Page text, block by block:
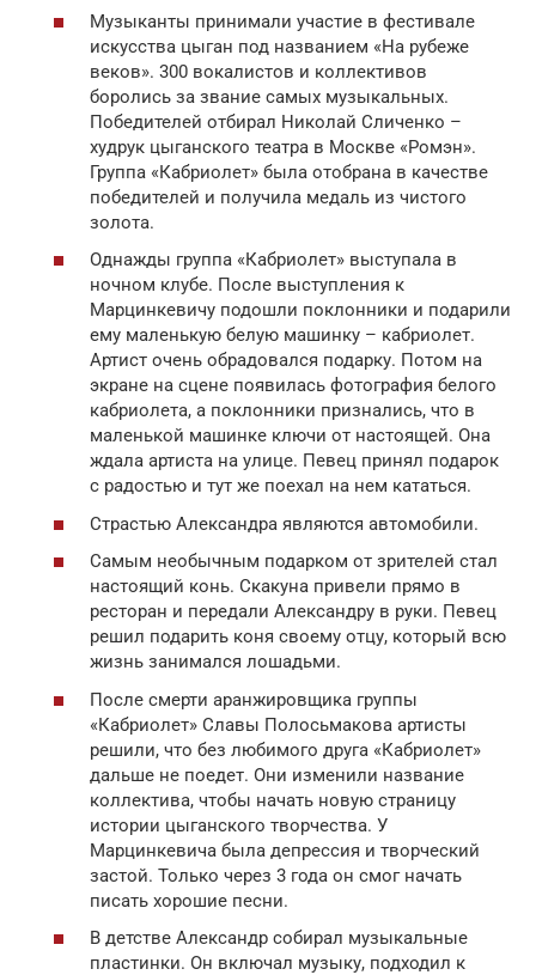
Музыканты принимали участие в фестивале
искусства цыган под названием «На рубеже
веков». 300 вокалистов и коллективов
боролись за звание самых музыкальных.
Победителей отбирал Николай Сличенко –
худрук цыганского театра в Москве «Ромэн».
Группа «Кабриолет» была отобрана в качестве
победителей и получила медаль из чистого
золота.
Однажды группа «Кабриолет» выступала в
ночном клубе. После выступления к
Марцинкевичу подошли поклонники и подарили
ему маленькую белую машинку – кабриолет.
Артист очень обрадовался подарку. Потом на
экране на сцене появилась фотография белого
кабриолета, а поклонники признались, что в
маленькой машинке ключи от настоящей. Она
ждала артиста на улице. Певец принял подарок
с радостью и тут же поехал на нем кататься.
Страстью Александра являются автомобили.
Самым необычным подарком от зрителей стал
настоящий конь. Скакуна привели прямо в
ресторан и передали Александру в руки. Певец
решил подарить коня своему отцу, который всю
жизнь занимался лошадьми.
После смерти аранжировщика группы
«Кабриолет» Славы Полосьмакова артисты
решили, что без любимого друга «Кабриолет»
дальше не поедет. Они изменили название
коллектива, чтобы начать новую страницу
истории цыганского творчества. У
Марцинкевича была депрессия и творческий
застой. Только через 3 года он смог начать
писать хорошие песни.
В детстве Александр собирал музыкальные
пластинки. Он включал музыку, подходил к